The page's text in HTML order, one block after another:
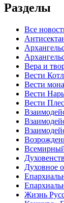
Разделы
Все
Вера и
Вести
Вести
Вести
Вести
Духовное
Жизнь